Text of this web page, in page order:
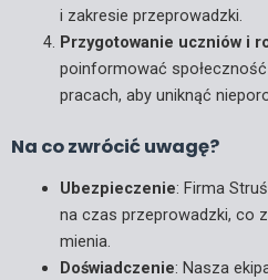
i zakresie przeprowadzki.
Przygotowanie uczniów i
poinformować
pracach, aby uniknąć
Na co zwrócić uwagę?
Ubezpieczenie: Firma
na czas przeprowadzki, co
mienia.
Doświadczenie: Nasza